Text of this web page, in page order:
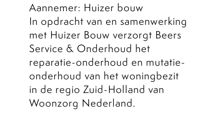
Aannemer: Huizer bouw
In opdracht van en samenwerking
met Huizer Bouw verzorgt Beers
Service & Onderhoud het
reparatie-onderhoud en mutatie-
onderhoud van het woningbezit
in de regio Zuid-Holland van
Woonzorg Nederland.